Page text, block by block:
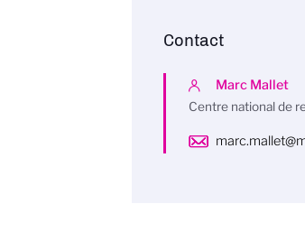
Contact
Marc Mallet
Centre national de